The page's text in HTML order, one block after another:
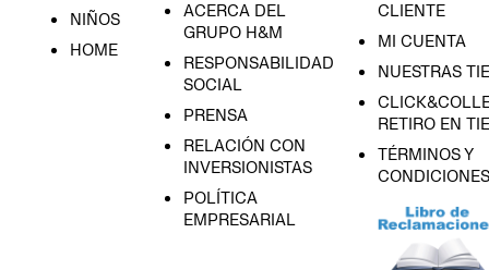
NIÑOS
HOME
ACERCA DEL
GRUPO H&M
RESPONSABILIDAD
SOCIAL
PRENSA
RELACIÓN CON
INVERSIONISTAS
POLÍTICA
EMPRESARIAL
CLIENTE
MI CUENTA
NUESTRAS
RETIRO EN
TÉRMINOS Y
CONDICIONES